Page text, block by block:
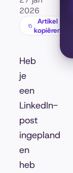
2026
Artikel
kopiëren
Heb
je
een
LinkedIn-
post
ingepland
en
heb